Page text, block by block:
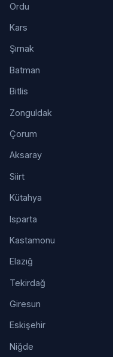
Ordu
Kars
Şırnak
Batman
Bitlis
Zonguldak
Çorum
Aksaray
Siirt
Kütahya
Isparta
Kastamonu
Elazığ
Tekirdağ
Giresun
Eskişehir
Niğde